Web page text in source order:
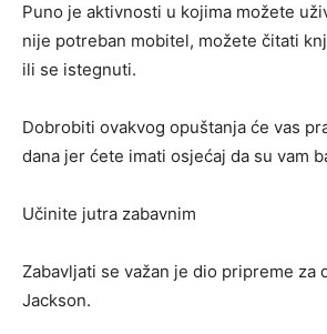
Puno je aktivnosti u kojima možete
nije potreban mobitel, možete čitati
ili se istegnuti.
Dobrobiti ovakvog opuštanja će vas
dana jer ćete imati osjećaj da su vam
Učinite jutra zabavnim
Zabavljati se važan je dio pripreme za
Jackson.